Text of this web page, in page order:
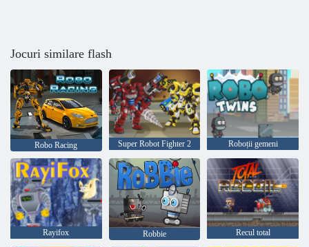
Jocuri similare flash
Robo Racing Super Robot Fighter 2 Roboții gemeni
Rayifox Robbie Recul total